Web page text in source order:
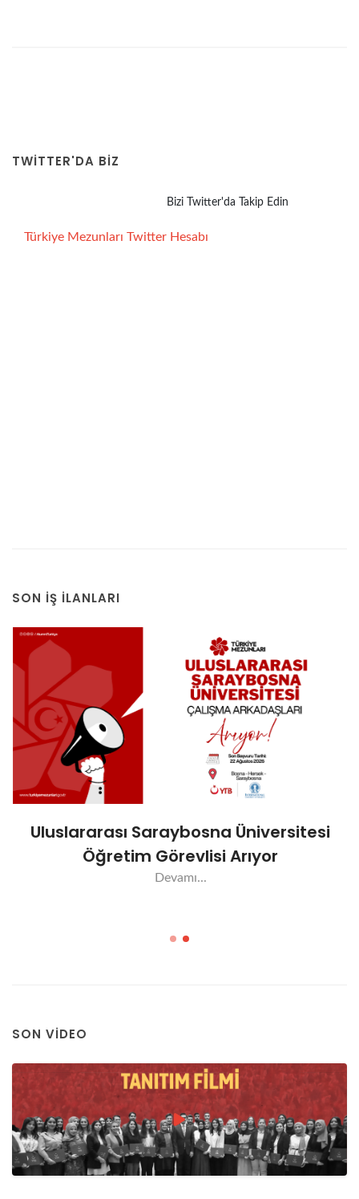
TWITTER'DA BİZ
Bizi Twitter'da Takip Edin
Türkiye Mezunları Twitter Hesabı
SON İŞ İLANLARI
Uluslararası Saraybosna Üniversitesi
Öğretim Görevlisi Arıyor
Devamı...
SON VIDEO